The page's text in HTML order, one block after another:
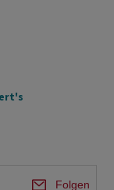
Folgen